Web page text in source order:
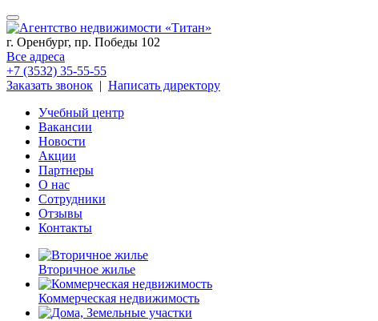
г. Оренбург, пр. Победы 102
Все адреса
+7 (3532) 35-55-55
Заказать звонок | Написать директору
Учебный центр
Вакансии
Новости
Акции
Партнеры
О нас
Сотрудники
Отзывы
Контакты
Вторичное жилье
Коммерческая недвижимость